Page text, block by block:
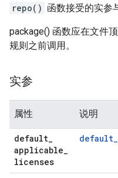
repo() 函数接受的实参
package() 函数应在文件
规则之前调用。
实参
属性 说明
default_
applicable_
licenses